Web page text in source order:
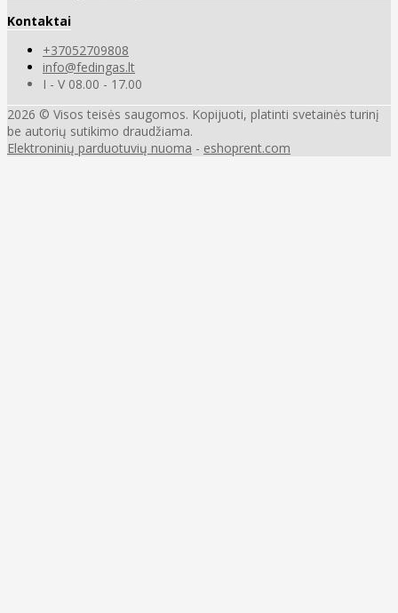
Kontaktai
+37052709808
info@fedingas.lt
I - V 08.00 - 17.00
2026 © Visos teisės saugomos. Kopijuoti, platinti svetainės turinį
be autorių sutikimo draudžiama.
Elektroninių parduotuvių nuoma - eshoprent.com